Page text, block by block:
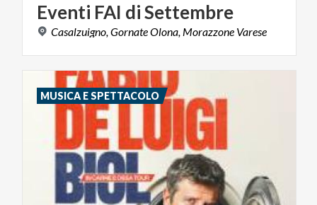
Eventi FAI diSettembre
Casalzuigno,GornateOlona, Morazzone Varese
MUSICA E SPETTACOLO